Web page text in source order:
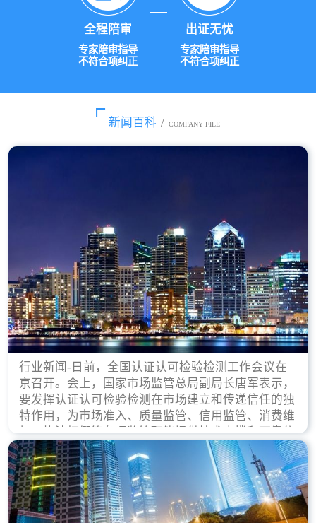
全程陪审
专家陪审指导
不符合项纠正
出证无忧
专家陪审指导
不符合项纠正
新闻百科 / COMPANY FILE
行业新闻-日前，全国认证认可检验检测工作会议在
京召开。会上，国家市场监管总局副局长唐军表示，
要发挥认证认可检验检测在市场建立和传递信任的独
特作用，为市场准入、质量监管、信用监管、消费维
权、执法打假等各项监管职能提供技术支撑和可靠依
据。